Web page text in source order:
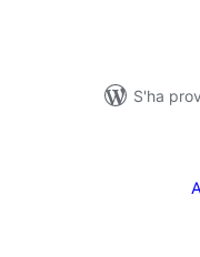
S'ha